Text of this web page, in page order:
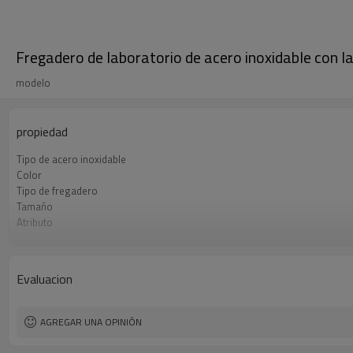
Fregadero de laboratorio de acero inoxidable con
modelo
propiedad
Tipo de acero inoxidable
Color
Tipo de fregadero
Tamaño
Atributo
Evaluacion
AGREGAR UNA OPINIÓN